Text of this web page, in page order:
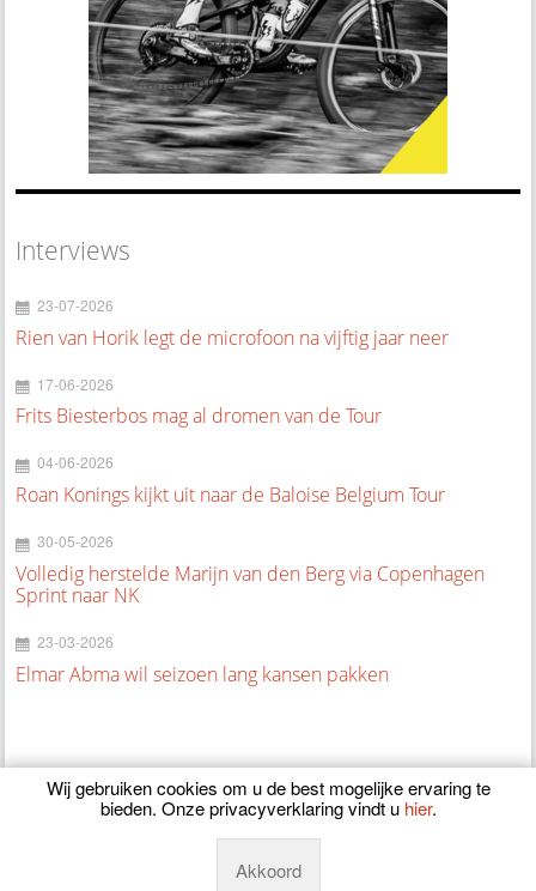
Interviews
23-07-2026
Rien van Horik legt de microfoon na vijftig jaar neer
17-06-2026
Frits Biesterbos mag al dromen van de Tour
04-06-2026
Roan Konings kijkt uit naar de Baloise Belgium Tour
30-05-2026
Volledig herstelde Marijn van den Berg via Copenhagen
Sprint naar NK
23-03-2026
Elmar Abma wil seizoen lang kansen pakken
Wij gebruiken cookies om u de best mogelijke ervaring te
bieden. Onze privacyverklaring vindt u hier.
Akkoord